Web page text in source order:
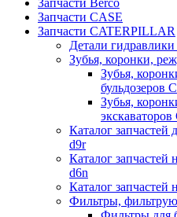
Запчасти Berco
Запчасти CASE
Запчасти CATERPILLAR
Детали
Зубья, коронки,
Зубья,
бульдозеров
Зубья,
Каталог запчастей
d9r
Каталог запчастей
d6n
Каталог запчастей
Фильтры,